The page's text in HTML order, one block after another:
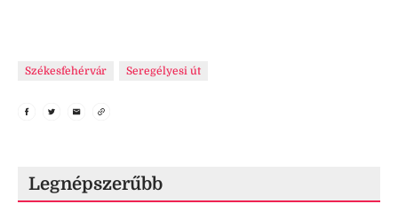
Székesfehérvár Seregélyesi út
Legnépszerűbb